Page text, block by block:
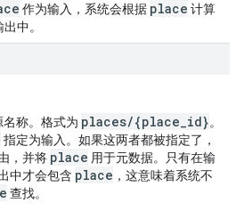
作为输入，系统会根据 place 计算
中。
称。格式为 places/{place_id}。
指定为输入。如果这两者都被指定了，
，并将 place 用于元数据。只有在输
中才会包含 place ，这意味着系统不
查找。